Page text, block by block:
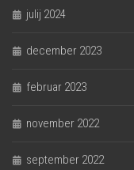
julij 2024
december 2023
februar 2023
november 2022
september 2022